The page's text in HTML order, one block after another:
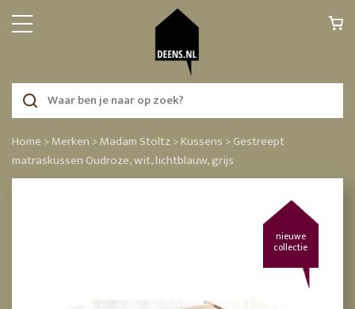
Home >Merken >Madam Stoltz >Kussens >Gestreept
matraskussen Oudroze, wit, lichtblauw, grijs
nieuwe
collectie